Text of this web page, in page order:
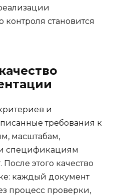
контроля становится
и
требования к
масштабам,
спецификациям
этого качество
каждый документ
процесс проверки,